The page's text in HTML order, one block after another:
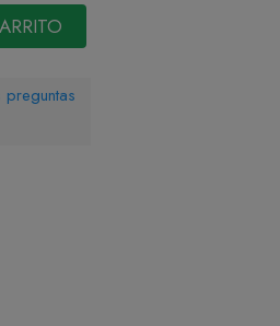
preguntas